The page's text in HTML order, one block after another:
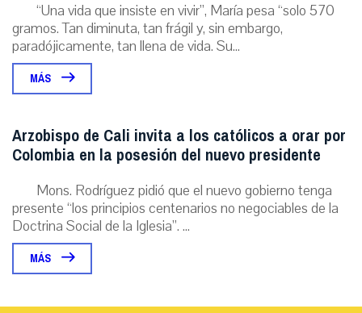
“Una vida que insiste en vivir”, María pesa “solo 570
gramos. Tan diminuta, tan frágil y, sin embargo,
paradójicamente, tan llena de vida. Su...
MÁS
Arzobispo de Cali invita a los católicos a orar por
Colombia en la posesión del nuevo presidente
Mons. Rodríguez pidió que el nuevo gobierno tenga
presente “los principios centenarios no negociables de la
Doctrina Social de la Iglesia”. ...
MÁS